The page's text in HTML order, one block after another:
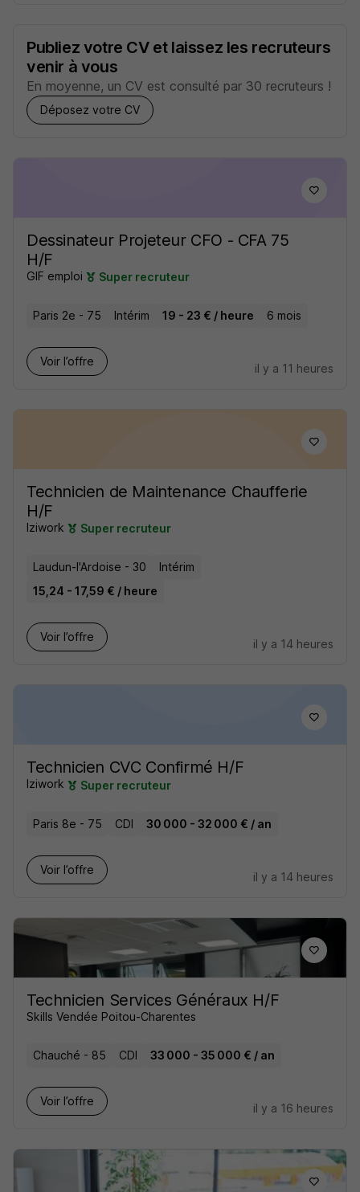
Publiez votre CV et laissez les recruteurs
venir à vous
En moyenne, un CV est consulté par 30 recruteurs !
Déposez votre CV
Dessinateur Projeteur CFO - CFA 75
H/F
GIF emploi Super recruteur
Paris 2e - 75 Intérim 19 - 23 € / heure 6 mois
Voir l’offre
il y a 11 heures
Technicien de Maintenance Chaufferie
H/F
Iziwork Super recruteur
Laudun-l'Ardoise - 30
Intérim
15,24 - 17,59 € / heure
Voir l’offre
il y a 14 heures
Technicien CVC Confirmé H/F
Iziwork Super recruteur
Paris 8e - 75 CDI 30 000 - 32 000 € / an
Voir l’offre
il y a 14 heures
Technicien Services Généraux H/F
Skills Vendée Poitou-Charentes
Chauché - 85 CDI 33 000 - 35 000 € / an
Voir l’offre
il y a 16 heures